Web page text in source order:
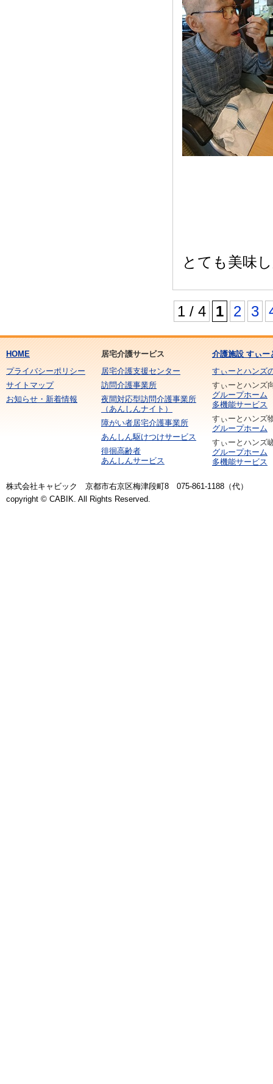
とても美味
1 / 4 1 2 3
HOME
プライバシーポリシー
サイトマップ
お知らせ・新着情報
居宅介護サービス
居宅介護支援センター
訪問介護事業所
夜間対応型訪問介護事業所
（あんしんナイト）
障がい者居宅介護事業所
あんしん駆けつけサービス
徘徊高齢者
あんしんサービス
介護施設 すぃー
すぃーとハンズ
すぃーとハンズ
グループホーム
多機能サービス
すぃーとハンズ
グループホーム
すぃーとハンズ
グループホーム
多機能サービス
株式会社キャビック 京都市右京区梅津段町8 075-861-1188（代）
copyright © CABIK. All Rights Reserved.